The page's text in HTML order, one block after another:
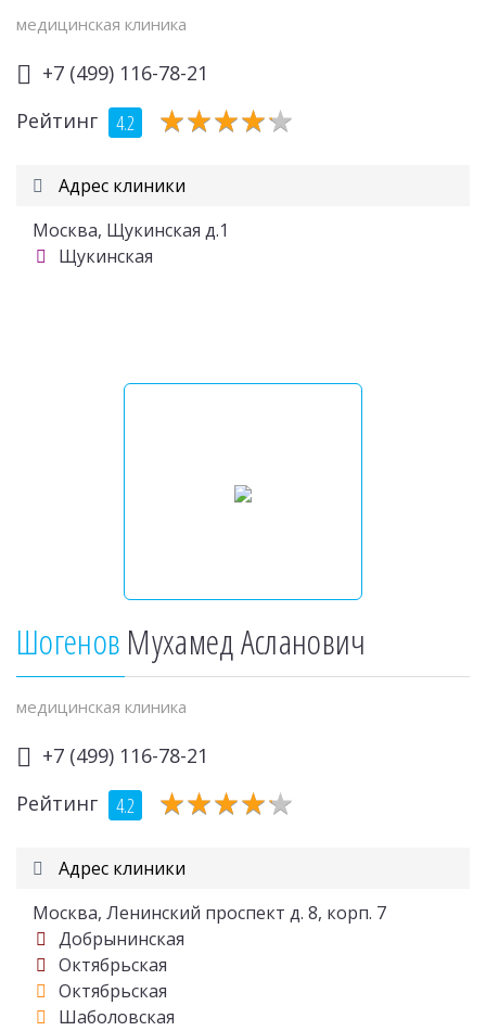
медицинская клиника
+7 (499) 116-78-21
Рейтинг
4.2 ★★★★★
★★★★★
Адрес клиники
Москва, Щукинская д.1
Щукинская
Шогенов Мухамед Асланович
медицинская клиника
+7 (499) 116-78-21
Рейтинг
4.2 ★★★★★
★★★★★
Адрес клиники
Москва, Ленинский проспект д. 8, корп. 7
Добрынинская
Октябрьская
Октябрьская
Шаболовская